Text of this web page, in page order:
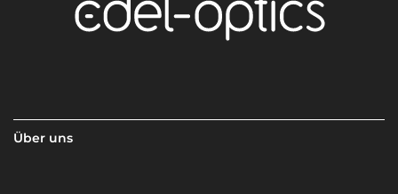
Über uns